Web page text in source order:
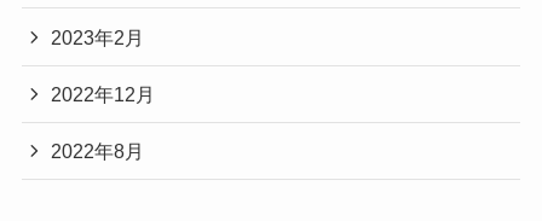
2023年2月
2022年12月
2022年8月